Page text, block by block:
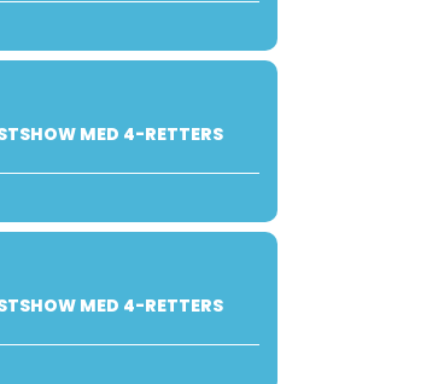
MED 4-RETTERS
MED 4-RETTERS